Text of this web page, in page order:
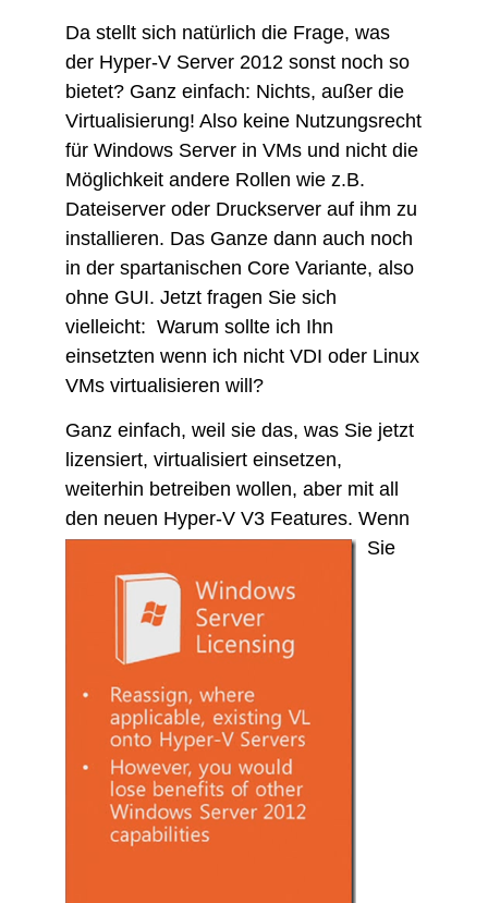
Da stellt sich natürlich die Frage, was
der Hyper-V Server 2012 sonst noch so
bietet? Ganz einfach: Nichts, außer die
Virtualisierung! Also keine Nutzungsrecht
für Windows Server in VMs und nicht die
Möglichkeit andere Rollen wie z.B.
Dateiserver oder Druckserver auf ihm zu
installieren. Das Ganze dann auch noch
in der spartanischen Core Variante, also
ohne GUI. Jetzt fragen Sie sich
vielleicht: Warum sollte ich Ihn
einsetzten wenn ich nicht VDI oder Linux
VMs virtualisieren will?
Ganz einfach, weil sie das, was Sie jetzt
lizensiert, virtualisiert einsetzen,
weiterhin betreiben wollen, aber mit all
den neuen Hyper-V V3 Features. Wenn
Sie